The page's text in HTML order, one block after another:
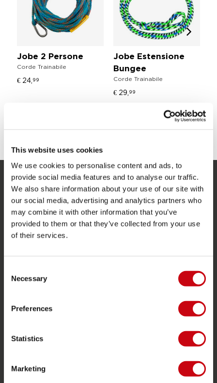
This website uses cookies
We use cookies to personalise content and ads, to
provide social media features and to analyse our traffic.
We also share information about your use of our site with
our social media, advertising and analytics partners who
may combine it with other information that you’ve
provided to them or that they’ve collected from your use
of their services.
Selection
Necessary
Preferences
Statistics
Marketing
Jobe 2 Persone
Corde Trainabile
€ 24, 99
Jobe Estensione
Bungee
Corde Trainabile
€ 29, 99
CONDIVIDI I TUOI #JOBEMOMENTS
SERVIZIO
Assistenza clienti
Ritorno
Consegna
Ordine e pagamento
Interesse del rivenditore